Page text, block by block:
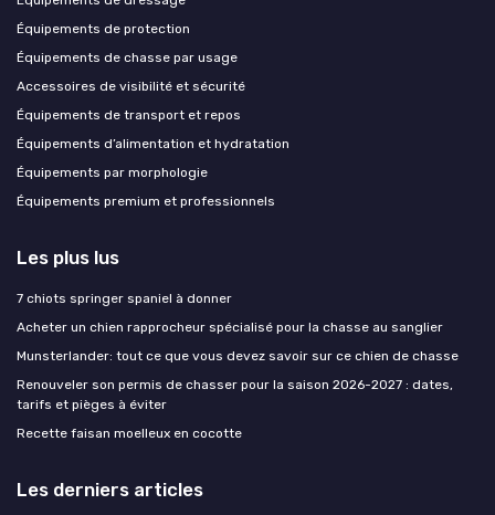
Équipements de protection
Équipements de chasse par usage
Accessoires de visibilité et sécurité
Équipements de transport et repos
Équipements d’alimentation et hydratation
Équipements par morphologie
Équipements premium et professionnels
Les plus lus
7 chiots springer spaniel à donner
Acheter un chien rapprocheur spécialisé pour la chasse au sanglier
Munsterlander: tout ce que vous devez savoir sur ce chien de chasse
Renouveler son permis de chasser pour la saison 2026-2027 : dates,
tarifs et pièges à éviter
Recette faisan moelleux en cocotte
Les derniers articles